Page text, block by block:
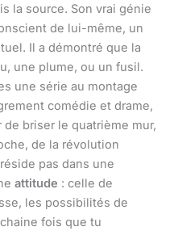
la source. Son vrai génie
de lui-même, un
Il a démontré que la
une plume, ou un fusil.
une série au montage
comédie et drame,
briser le quatrième mur,
de la révolution
pas dans une
attitude : celle de
les possibilités de
fois que tu